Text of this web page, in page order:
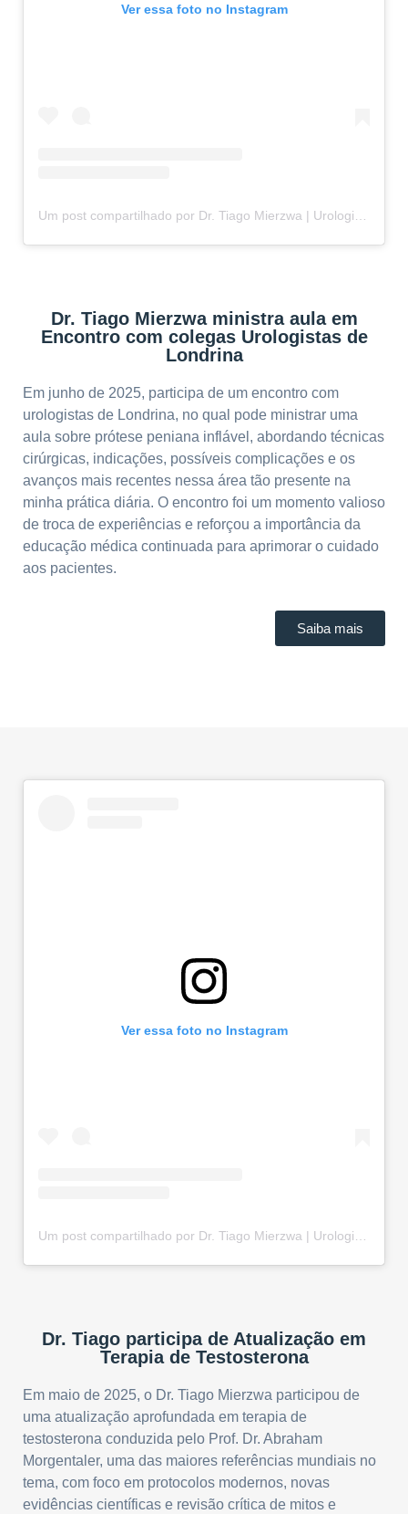
Ver essa foto no Instagram
Dr. Tiago Mierzwa ministra aula em
Encontro com colegas Urologistas de
Londrina
Em junho de 2025, participa de um encontro com
urologistas de Londrina, no qual pode ministrar uma
aula sobre prótese peniana inflável, abordando técnicas
cirúrgicas, indicações, possíveis complicações e os
avanços mais recentes nessa área tão presente na
minha prática diária. O encontro foi um momento valioso
de troca de experiências e reforçou a importância da
educação médica continuada para aprimorar o cuidado
aos pacientes.
Saiba mais
Ver essa foto no Instagram
Dr. Tiago participa de Atualização em
Terapia de Testosterona
Em maio de 2025, o Dr. Tiago Mierzwa participou de
uma atualização aprofundada em terapia de
testosterona conduzida pelo Prof. Dr. Abraham
Morgentaler, uma das maiores referências mundiais no
tema, com foco em protocolos modernos, novas
evidências científicas e revisão crítica de mitos e